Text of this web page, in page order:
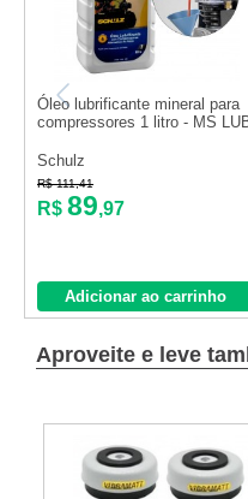
Óleo lubrificante mineral para
compressores 1 litro - MS
Schulz
R$ 111,41
R$ 89,97
Adicionar ao carrinho
Aproveite e leve